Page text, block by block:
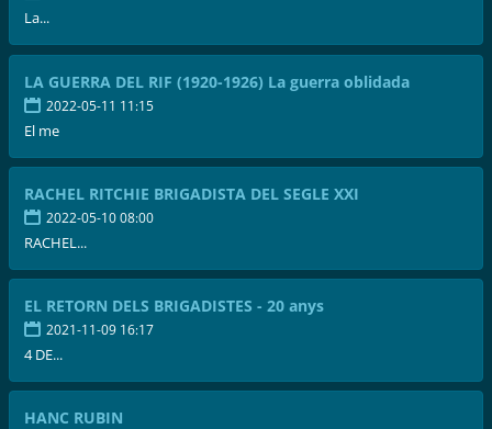
La...
LA GUERRA DEL RIF (1920-1926) La guerra oblidada
2022-05-11 11:15
El me
RACHEL RITCHIE BRIGADISTA DEL SEGLE XXI
2022-05-10 08:00
RACHEL...
EL RETORN DELS BRIGADISTES - 20 anys
2021-11-09 16:17
4 DE...
HANC RUBIN